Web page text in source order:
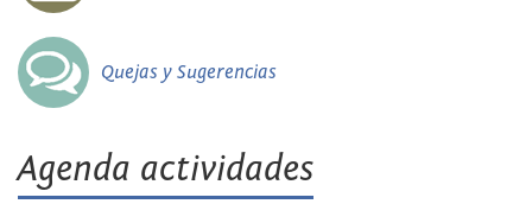
Quejas y Sugerencias
Agenda actividades